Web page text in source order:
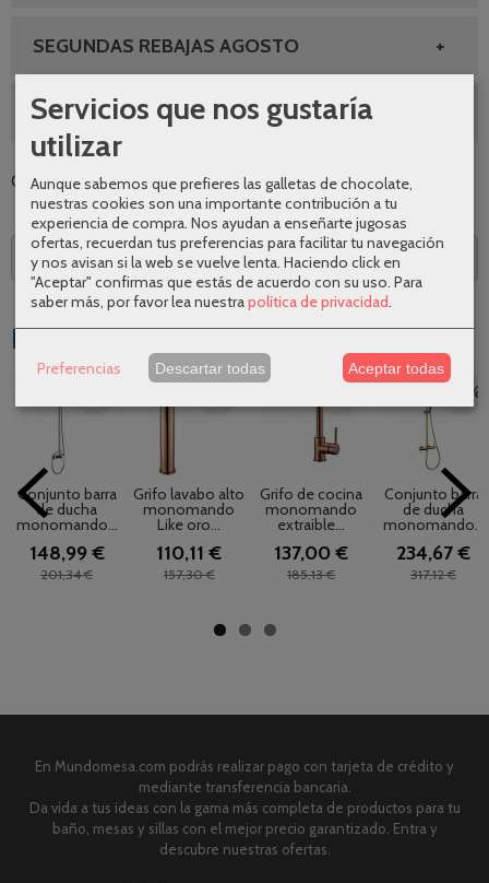
SEGUNDAS REBAJAS AGOSTO
10% DESCUENTO GRIFERIA
Categoría:Grifería| Tags:|Comentarios
Descripción
Productos Relacionados
Conjunto barra
de ducha
monomando...
148,99 €
201,34 €
Grifo lavabo alto
monomando
Like oro...
110,11 €
157,30 €
Grifo de cocina
monomando
extraible...
137,00 €
185,13 €
-26 %
Conjunto barra
de ducha
monomando...
234,67 €
317,12 €
En Mundomesa.com podrás realizar pago con tarjeta de crédito y
mediante transferencia bancaria.
Da vida a tus ideas con la gama más completa de productos para tu
baño, mesas y sillas con el mejor precio garantizado. Entra y
descubre nuestras ofertas.
Servicios que nos gustaría
utilizar
Aunque sabemos que prefieres las galletas de chocolate,
nuestras cookies son una importante contribución a tu
experiencia de compra. Nos ayudan a enseñarte jugosas
ofertas, recuerdan tus preferencias para facilitar tu navegación
y nos avisan si la web se vuelve lenta. Haciendo click en
"Aceptar" confirmas que estás de acuerdo con su uso. Para
saber más, por favor lea nuestrapolítica de privacidad.
Preferencias Descartar todas Aceptar todas